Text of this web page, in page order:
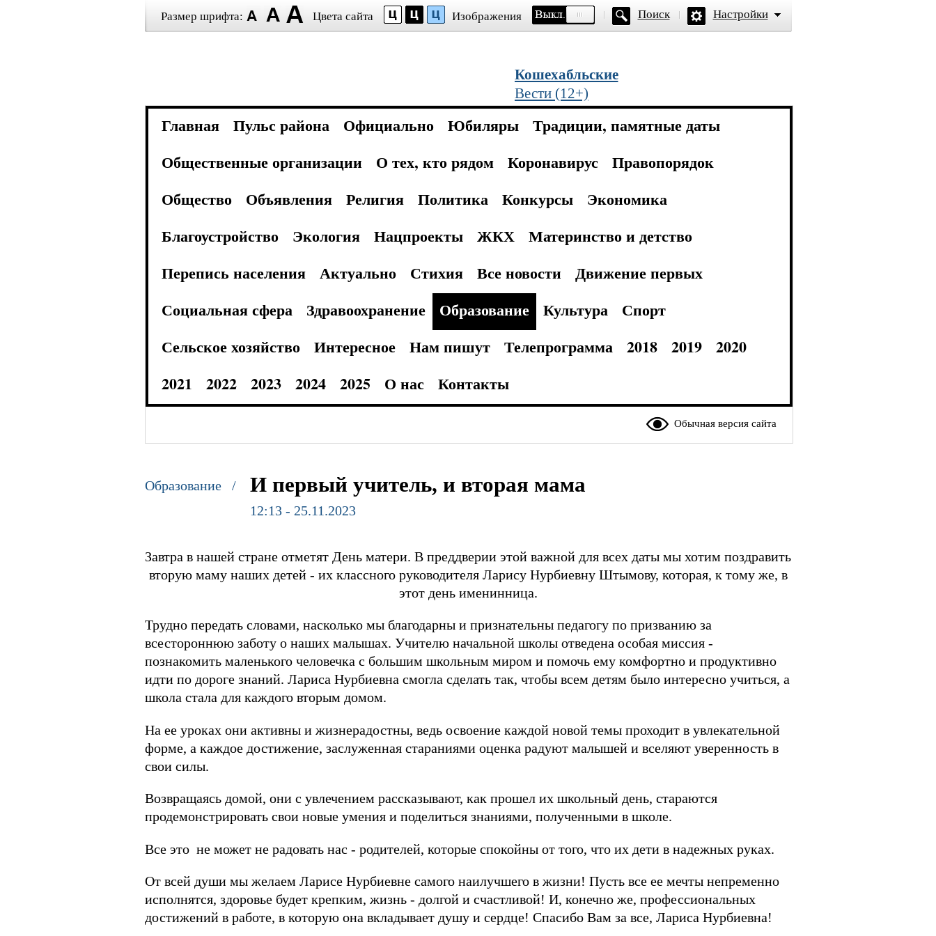
Размер шрифта: Цвета сайта Изображения Поиск Настройки
Кошехабльские
Вести (12+)
Главная Пульс района Официально Юбиляры
Традиции, памятные даты
Общественные организации
О тех, кто рядом Коронавирус
Правопорядок
Общество
Объявления Религия Политика Конкурсы
Экономика
Благоустройство
Экология Нацпроекты ЖКХ
Материнство и детство
Перепись населения
Актуально Стихия Все новости
Движение первых
Социальная сфера
Здравоохранение Образование Культура
Спорт
Сельское хозяйство
Интересное Нам пишут Телепрограмма 2018 2019
2020
2021
2022 2023 2024 2025 О нас Контакты
Обычная версия сайта
Образование / И первый учитель, и вторая мама
12:13 - 25.11.2023
Завтра в нашей стране отметят День матери. В преддверии этой важной для всех даты мы хотим поздравить
вторую маму наших детей - их классного руководителя Ларису Нурбиевну Штымову, которая, к тому же, в
этот день именинница.
Трудно передать словами, насколько мы благодарны и признательны педагогу по призванию за
всестороннюю заботу о наших малышах. Учителю начальной школы отведена особая миссия -
познакомить маленького человечка с большим школьным миром и помочь ему комфортно и продуктивно
идти по дороге знаний. Лариса Нурбиевна смогла сделать так, чтобы всем детям было интересно учиться, а
школа стала для каждого вторым домом.
На ее уроках они активны и жизнерадостны, ведь освоение каждой новой темы проходит в увлекательной
форме, а каждое достижение, заслуженная стараниями оценка радуют малышей и вселяют уверенность в
свои силы.
Возвращаясь домой, они с увлечением рассказывают, как прошел их школьный день, стараются
продемонстрировать свои новые умения и поделиться знаниями, полученными в школе.
Все это не может не радовать нас - родителей, которые спокойны от того, что их дети в надежных руках.
От всей души мы желаем Ларисе Нурбиевне самого наилучшего в жизни! Пусть все ее мечты непременно
исполнятся, здоровье будет крепким, жизнь - долгой и счастливой! И, конечно же, профессиональных
достижений в работе, в которую она вкладывает душу и сердце! Спасибо Вам за все, Лариса Нурбиевна!